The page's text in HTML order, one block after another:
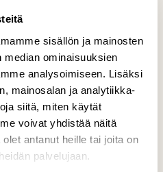
sisällön ja mainosten
median ominaisuuksien
analysoimiseen. Lisäksi
mainosalan ja analytiikka-
siitä, miten käytät
voivat yhdistää näitä
antanut heille tai joita on
palvelujaan.
kilpakosinta
rupikonnien rajujakin
naaras ei kovin helliä
kokemaan.